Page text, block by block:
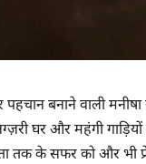
बनाने वाली
घर और महंगी
तक के सफर को और भी